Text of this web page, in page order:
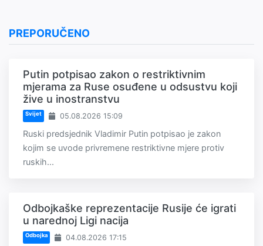
PREPORUČENO
Putin potpisao zakon o restriktivnim
mjerama za Ruse osuđene u odsustvu koji
žive u inostranstvu
Svijet 05.08.2026 15:09
Ruski predsjednik Vladimir Putin potpisao je zakon
kojim se uvode privremene restriktivne mjere protiv
ruskih...
Odbojkaške reprezentacije Rusije će igrati
u narednoj Ligi nacija
Odbojka 04.08.2026 17:15